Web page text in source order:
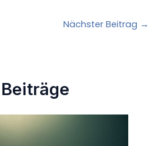
Nächster Beitrag →